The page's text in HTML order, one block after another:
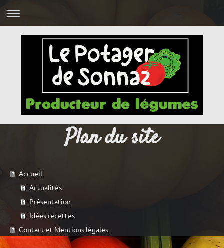
Plan du site
Accueil
Actualités
Présentation
Idées recettes
Contact et Mentions légales